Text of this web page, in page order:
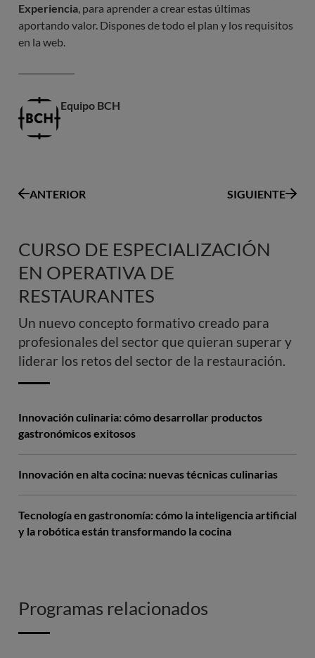
Experiencia, para aprender a crear estas últimas
aportando valor. Dispones de todo el plan y los requisitos
en la web.
Equipo BCH
ANTERIOR SIGUIENTE
CURSO DE ESPECIALIZACIÓN
EN OPERATIVA DE
RESTAURANTES
Un nuevo concepto formativo creado para
profesionales del sector que quieran superar y
liderar los retos del sector de la restauración.
Innovación culinaria: cómo desarrollar productos
gastronómicos exitosos
Innovación en alta cocina: nuevas técnicas culinarias
Tecnología en gastronomía: cómo la inteligencia artificial
y la robótica están transformando la cocina
Programas relacionados